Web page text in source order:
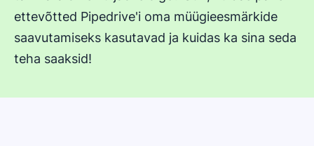
ettevõtted Pipedrive'i oma müügieesmärkide
saavutamiseks kasutavad ja kuidas ka sina seda
teha saaksid!